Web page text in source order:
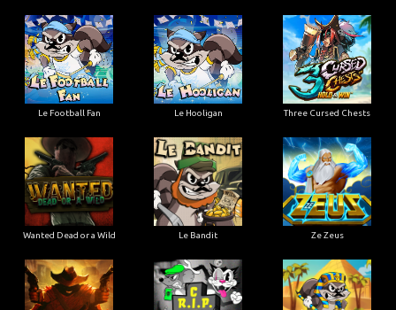
Le Football Fan Le Hooligan Three Cursed Chests
Wanted Dead or a Wild Le Bandit Ze Zeus